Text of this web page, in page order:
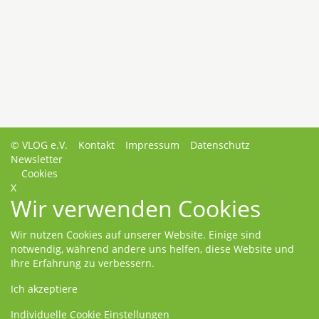
© VLOG e.V. Kontakt Impressum
Datenschutz
Newsletter
Cookies
X
Wir verwenden Cookies
Wir nutzen Cookies auf unserer Website. Einige sind
notwendig, während andere uns helfen, diese Website und
Ihre Erfahrung zu verbessern.
Ich akzeptiere
Individuelle Cookie Einstellungen